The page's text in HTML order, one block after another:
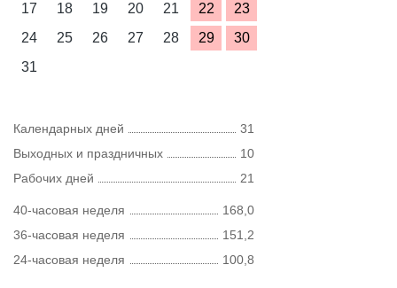
17
18 19 20 21 22
23
24
25 26 27 28 29
30
31
Календарных дней
31
Выходных и праздничных
10
Рабочих дней
21
40-часовая неделя
168,0
36-часовая неделя
151,2
24-часовая неделя
100,8